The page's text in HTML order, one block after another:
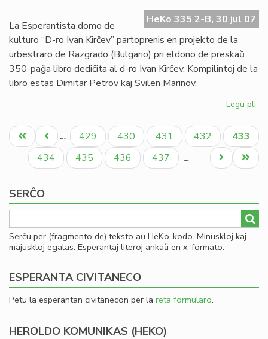
la
HeKo 335 2-B, 30 jul 07
La Esperantista domo de
kulturo “D-ro Ivan Kirĉev” partoprenis en projekto de la
urbestraro de Razgrado (Bulgario) pri eldono de preskaŭ
350-paĝa libro dediĉita al d-ro Ivan Kirĉev. Kompilintoj de la
libro estas Dimitar Petrov kaj Svilen Marinov.
Legu pli
pri
D-
ro
Pagination
Unua
paĝo
Antaŭa
paĝo
… Paĝo
429 Paĝo
430 Paĝo
431 Paĝo
432
Aktuala
paĝo
433
Paĝo
434 Paĝo
435 Paĝo
436 Paĝo
437 …
Last
page
Next
page
SERĈO
Serĉu per (fragmento de) teksto aŭ HeKo-kodo. Minuskloj kaj
majuskloj egalas. Esperantaj literoj ankaŭ en x-formato.
ESPERANTA CIVITANECO
Petu la esperantan civitanecon per la reta formularo.
HEROLDO KOMUNIKAS (HEKO)